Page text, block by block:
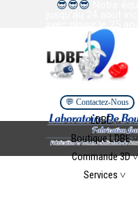
Aller au contenu
😎😎😎
confiance et votre
💬 Contactez-Nous
Sauter
LDBE ˅
Boutique LDBE ˅
Commande 3D ˅
Services ˅